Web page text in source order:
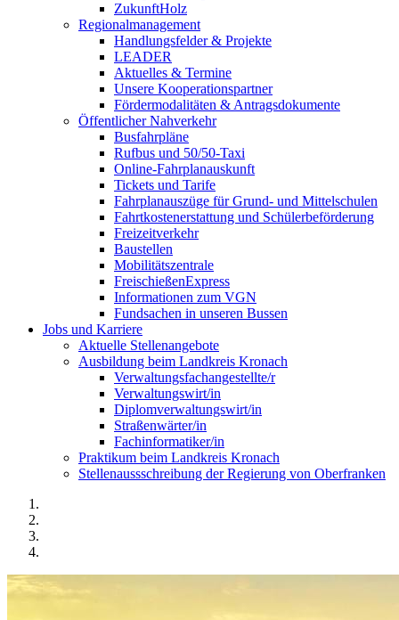
ZukunftHolz
Regionalmanagement
Handlungsfelder & Projekte
LEADER
Aktuelles & Termine
Unsere Kooperationspartner
Fördermodalitäten & Antragsdokumente
Öffentlicher Nahverkehr
Busfahrpläne
Rufbus und 50/50-Taxi
Online-Fahrplanauskunft
Tickets und Tarife
Fahrplanauszüge für Grund- und Mittelschulen
Fahrtkostenerstattung und Schülerbeförderung
Freizeitverkehr
Baustellen
Mobilitätszentrale
FreischießenExpress
Informationen zum VGN
Fundsachen in unseren Bussen
Jobs und Karriere
Aktuelle Stellenangebote
Ausbildung beim Landkreis Kronach
Verwaltungsfachangestellte/r
Verwaltungswirt/in
Diplomverwaltungswirt/in
Straßenwärter/in
Fachinformatiker/in
Praktikum beim Landkreis Kronach
Stellenaussschreibung der Regierung von Oberfranken